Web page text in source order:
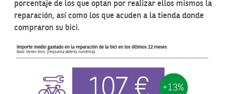
porcentaje de los que optan por realizar ellos mismos la
reparación, así como los que acuden a la tienda donde
compraron su bici.